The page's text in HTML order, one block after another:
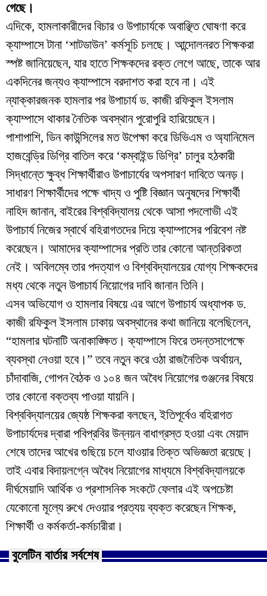
গেছে।
​এদিকে, হামলাকারীদের বিচার ও উপাচার্যকে অবাঞ্ছিত ঘোষণা করে
ক্যাম্পাসে টানা ‘শাটডাউন’ কর্মসূচি চলছে। আন্দোলনরত শিক্ষকরা
স্পষ্ট জানিয়েছেন, যার হাতে শিক্ষকদের রক্ত লেগে আছে, তাকে আর
একদিনের জন্যও ক্যাম্পাসে বরদাশত করা হবে না। এই
ন্যাক্কারজনক হামলার পর উপাচার্য ড. কাজী রফিকুল ইসলাম
ক্যাম্পাসে থাকার নৈতিক অবস্থান পুরোপুরি হারিয়েছেন।
​পাশাপাশি, ডিন কাউন্সিলের মত উপেক্ষা করে ডিভিএম ও অ্যানিমেল
হাজবেন্ড্রি ডিগ্রি বাতিল করে ‘কম্বাইন্ড ডিগ্রি’ চালুর হঠকারী
সিদ্ধান্তে ক্ষুব্ধ শিক্ষার্থীরাও উপাচার্যের অপসারণ দাবিতে অনড়।
সাধারণ শিক্ষার্থীদের পক্ষে খাদ্য ও পুষ্টি বিজ্ঞান অনুষদের শিক্ষার্থী
নাহিদ জানান, বাইরের বিশ্ববিদ্যালয় থেকে আসা পদলোভী এই
উপাচার্য নিজের স্বার্থে বহিরাগতদের দিয়ে ক্যাম্পাসের পরিবেশ নষ্ট
করেছেন। আমাদের ক্যাম্পাসের প্রতি তার কোনো আন্তরিকতা
নেই। অবিলম্বে তার পদত্যাগ ও বিশ্ববিদ্যালয়ের যোগ্য শিক্ষকদের
মধ্য থেকে নতুন উপাচার্য নিয়োগের দাবি জানান তিনি।
​এসব অভিযোগ ও হামলার বিষয়ে এর আগে উপাচার্য অধ্যাপক ড.
কাজী রফিকুল ইসলাম ঢাকায় অবস্থানের কথা জানিয়ে বলেছিলেন,
“হামলার ঘটনাটি অনাকাঙ্ক্ষিত। ক্যাম্পাসে ফিরে তদন্তসাপেক্ষে
ব্যবস্থা নেওয়া হবে।” তবে নতুন করে ওঠা রাজনৈতিক অর্থায়ন,
চাঁদাবাজি, গোপন বৈঠক ও ১০৪ জন অবৈধ নিয়োগের গুঞ্জনের বিষয়ে
তার কোনো বক্তব্য পাওয়া যায়নি।
​বিশ্ববিদ্যালয়ের জ্যেষ্ঠ শিক্ষকরা বলছেন, ইতিপূর্বেও বহিরাগত
উপাচার্যদের দ্বারা পবিপ্রবির উন্নয়ন বাধাগ্রস্ত হওয়া এবং মেয়াদ
শেষে তাদের আখের গুছিয়ে চলে যাওয়ার তিক্ত অভিজ্ঞতা রয়েছে।
তাই এবার বিদায়লগ্নে অবৈধ নিয়োগের মাধ্যমে বিশ্ববিদ্যালয়কে
দীর্ঘমেয়াদি আর্থিক ও প্রশাসনিক সংকটে ফেলার এই অপচেষ্টা
যেকোনো মূল্যে রুখে দেওয়ার প্রত্যয় ব্যক্ত করেছেন শিক্ষক,
শিক্ষার্থী ও কর্মকর্তা-কর্মচারীরা।
বুলেটিন বার্তার সর্বশেষ